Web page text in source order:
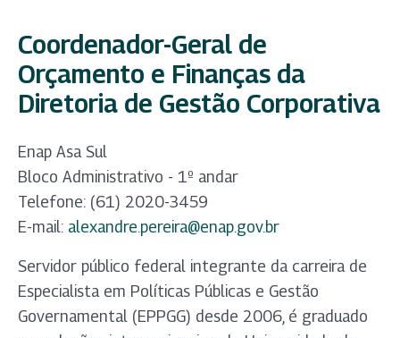
Coordenador-Geral de
Orçamento e Finanças da
Diretoria de Gestão Corporativa
Enap Asa Sul
Bloco Administrativo - 1º andar
Telefone: (61) 2020-3459
E-mail: alexandre.pereira@enap.gov.br
Servidor público federal integrante da carreira de
Especialista em Políticas Públicas e Gestão
Governamental (EPPGG) desde 2006, é graduado